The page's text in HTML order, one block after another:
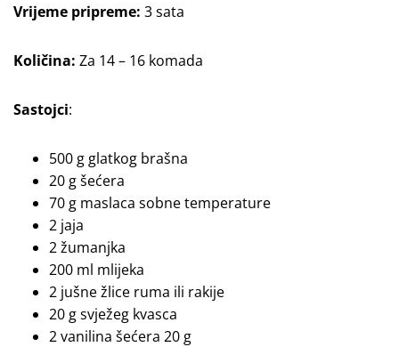
Vrijeme pripreme: 3 sata
Količina: Za 14 – 16 komada
Sastojci:
500 g glatkog brašna
20 g šećera
70 g maslaca sobne temperature
2 jaja
2 žumanjka
200 ml mlijeka
2 jušne žlice ruma ili rakije
20 g svježeg kvasca
2 vanilina šećera 20 g